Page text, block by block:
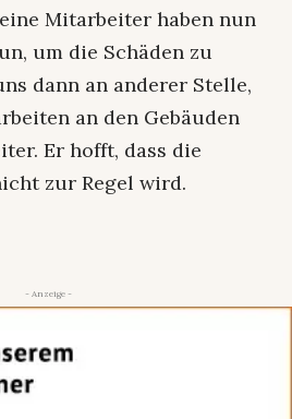
Mitarbeiter haben nun
um die Schäden zu
dann an anderer Stelle,
an den Gebäuden
Er hofft, dass die
zur Regel wird.
- Anzeige -